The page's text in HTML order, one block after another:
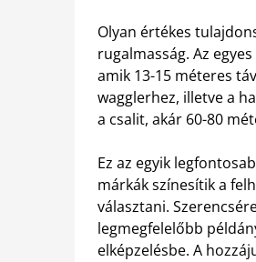
Olyan értékes
rugalmasság. Az
amik 13-15 méteres
wagglerhez, illetve a
a csalit, akár 60-80
Ez az egyik
márkák színesítik a
választani.
legmegfelelőbb
elképzelésbe. A